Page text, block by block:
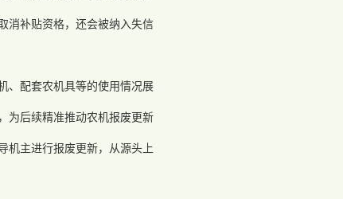
消补贴资格，还会被纳入失信
、配套农机具等的使用情况展
为后续精准推动农机报废更新
机主进行报废更新，从源头上